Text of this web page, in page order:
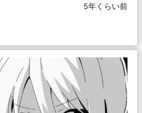
5年くらい前